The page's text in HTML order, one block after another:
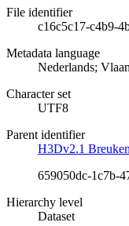
File identifier
c16c5c17-c4b9-
Metadata language
Nederlands;
Character set
UTF8
Parent identifier
H3Dv2.1 Breuken
659050dc-1c7b-
Hierarchy level
Dataset